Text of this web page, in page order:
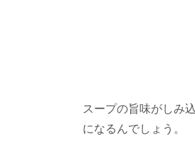
スープの旨味がしみ
になるんでしょう。